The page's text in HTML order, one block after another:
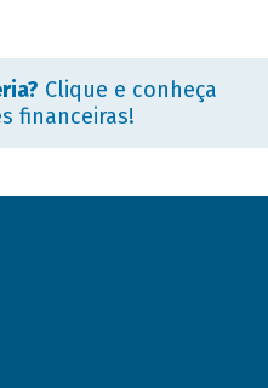
Clique e conheça
financeiras!